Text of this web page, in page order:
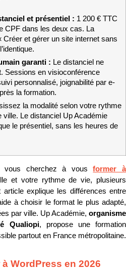
et présentiel : 1 200 € TTC
CPF dans les deux cas. La
Créer et gérer un site internet sans
garanti : Le distanciel ne
Sessions en visioconférence
personnalisé, joignabilité par e-
la formation.
la modalité selon votre rythme
ville. Le distanciel Up Académie
le présentiel, sans les heures de
vous cherchez à vous former à
et votre rythme de vie, plusieurs
explique les différences entre
à choisir le format le plus adapté,
par ville. Up Académie, organisme
Qualiopi, propose une formation
partout en France métropolitaine.
WordPress en 2026